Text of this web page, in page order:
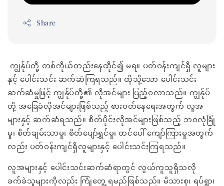
Share
ကျွန်ုပ်တို့ တစ်ကိုယ်တည်းနေထိုင်၍ မရ။ ပတ်ဝန်းကျင်ရှိ လူများ
နှင့် ပေါင်းသင်း ဆက်ဆံကြရသည်။ ထိုသို့သော ပေါင်းသင်း
ဆက်ဆံမှုဖြင့် ကျွန်ုပ်တို့၏ လိုအင်များ ပြည့်ဝလာသည်။ ကျွန်ုပ်
တို့ အခြေခံလိုအင်များဖြစ်သည့် စားဝတ်နေရေးအတွက် လူအ
များနှင့် ဆက်ဆံရသည်။ စိတ်ပိုင်းလိုအင်များဖြစ်သည့် ဘဝလုံခြုံ
မှု၊ စိတ်ချမ်းသာမှု၊ စိတ်ပျော်ရွှင်မှု၊ ထင်ပေါ် ကျော်ကြားမှုအတွက်
လည်း ပတ်ဝန်းကျင်ရှိလူများနှင့် ပေါင်းသင်းကြရသည်။
လူအများနှင့် ပေါင်းသင်းဆက်ဆံရာတွင် လွယ်ကူသူရှိသလို
ခက်ခဲသူများကိုလည်း ကြုံတွေ့ ရမည်ဖြစ်သည်။ မိသားစု၊ ရပ်ရွာ၊